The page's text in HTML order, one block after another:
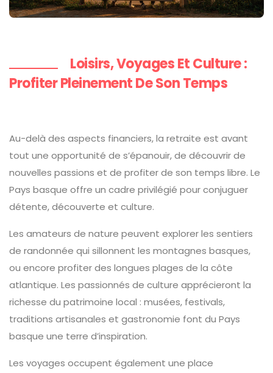
Loisirs, Voyages Et Culture :
Profiter Pleinement De Son Temps
Au-delà des aspects financiers, la retraite est avant
tout une opportunité de s’épanouir, de découvrir de
nouvelles passions et de profiter de son temps libre. Le
Pays basque offre un cadre privilégié pour conjuguer
détente, découverte et culture.
Les amateurs de nature peuvent explorer les sentiers
de randonnée qui sillonnent les montagnes basques,
ou encore profiter des longues plages de la côte
atlantique. Les passionnés de culture apprécieront la
richesse du patrimoine local : musées, festivals,
traditions artisanales et gastronomie font du Pays
basque une terre d’inspiration.
Les voyages occupent également une place